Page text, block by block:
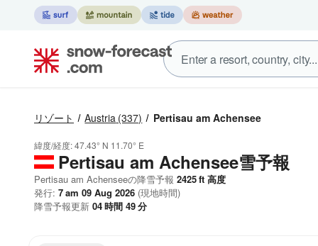
リゾート Austria (337) Pertisau am Achensee
緯度/経度:47.43° N 11.70° E
Pertisau am Achensee雪予報
Pertisau am Achenseeの降雪予報 2425ft 高度
発行: 7 am 09 Aug 2026 (現地時間)
降雪予報更新 04時間 49分